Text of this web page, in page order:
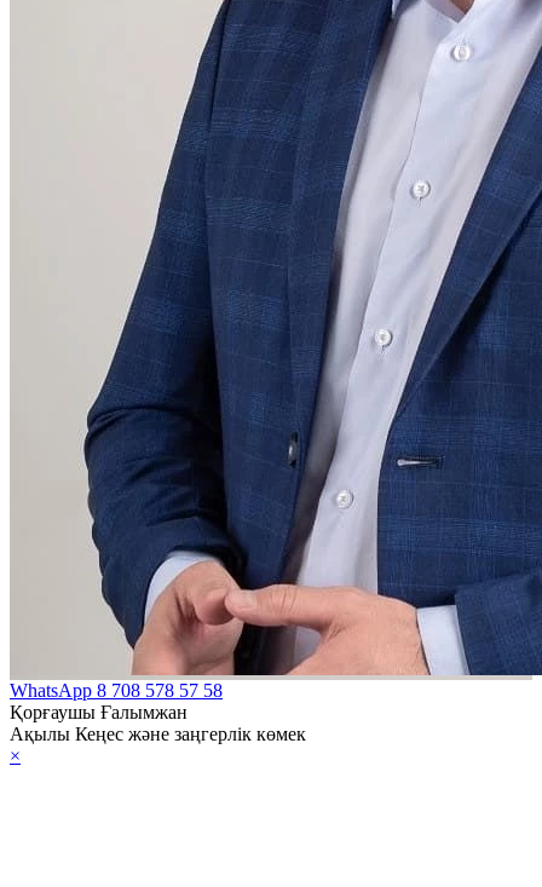
WhatsApp 8 708 578 57 58
Қорғаушы Ғалымжан
Ақылы Кеңес және заңгерлік көмек
×